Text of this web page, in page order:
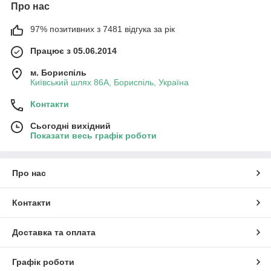
Про нас
97% позитивних з 7481 відгука за рік
Працює з 05.06.2014
м. Бориспіль
Київський шлях 86А, Бориспіль, Україна
Контакти
Сьогодні вихідний
Показати весь графік роботи
Про нас
Контакти
Доставка та оплата
Графік роботи